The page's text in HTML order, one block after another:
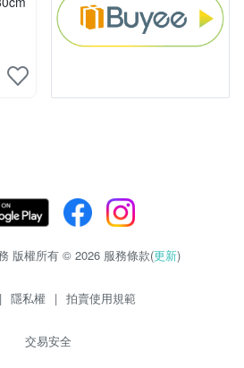
版權所有 © 2026 服務條款(更新)
| 隱私權 | 拍賣使用規範
交易安全